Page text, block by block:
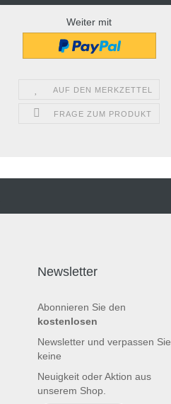
Weiter mit
AUF DEN MERKZETTEL
FRAGE ZUM PRODUKT
Newsletter
Abonnieren Sie den
kostenlosen
Newsletter und verpassen Sie
keine
Neuigkeit oder Aktion aus
unserem Shop.